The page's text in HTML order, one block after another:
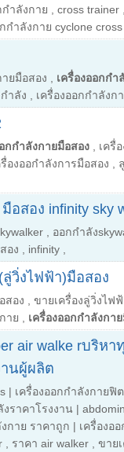
กำลังกาย cross trainer
กำลังกาย cyclone
ยมือสอง
เครื่องออกกำ
ำลัง เครื่องออกกำลังก
กกำลังกายมือสอง
เครื่
รื่องออกำลังการมือสอง
อสอง infinity sky
ออกกำลัง
อง infinity
วิ่งไฟฟ้า)มือสอง
สอง
ขายเครื่องลู่วิ่งไฟ
าย เครื่องออกกำลังกา
air walke rบริห
านผู้ผลิต
| เครื่องออกกําลังกาย
ราคาโรงงาน |
กาย ราคาถูก | เครื่องอ
ราคา air walker
ขาย